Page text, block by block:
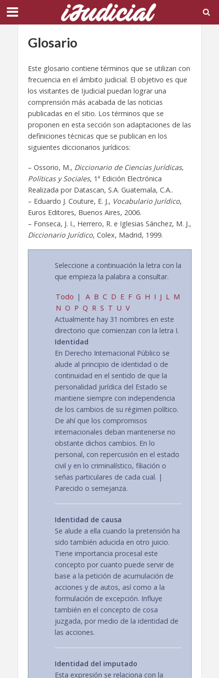
Glosario
Este glosario contiene términos que se utilizan con
frecuencia en el ámbito judicial. El objetivo es que
los visitantes de Ijudicial puedan lograr una
comprensión más acabada de las noticias
publicadas en el sitio. Los términos que se
proponen en esta sección son adaptaciones de las
definiciones técnicas que se publican en los
siguientes diccionarios jurídicos:
– Ossorio, M., Diccionario de Ciencias Jurídicas,
Políticas y Sociales, 1ª Edición Electrónica
Realizada por Datascan, S.A. Guatemala, C.A..
– Eduardo J. Couture, E. J., Vocabulario Jurídico,
Euros Editores, Buenos Aires, 2006.
– Fonseca, J. I., Herrero, R. e Iglesias Sánchez, M. J.,
Diccionario Jurídico, Colex, Madrid, 1999.
Seleccione a continuación la letra con la
que empieza la palabra a consultar.
Todo | A B C D E F G H I J L
M
N O P Q R S T U V
Actualmente hay 31 nombres en este
directorio que comienzan con la letra I.
Identidad
En Derecho Internacional Público se
alude al principio de identidad o de
continuidad en el sentido de que la
personalidad jurídica del Estado se
mantiene siempre con independencia
de los cambios de su régimen político.
De ahí que los compromisos
internacionales deban mantenerse no
obstante dichos cambios. En lo
personal, con repercusión en el estado
civil y en lo criminalístico, filiación o
señas particulares de cada cual. |
Parecido o semejanza.
Identidad de causa
Se alude a ella cuando la pretensión ha
sido también aducida en otro juicio.
Tiene importancia procesal este
concepto por cuanto puede servir de
base a la petición de acumulación de
acciones y de autos, así como a la
formulación de excepción. Influye
también en el concepto de cosa
juzgada, por medio de la identidad de
las acciones.
Identidad del imputado
Esta expresión se relaciona con la